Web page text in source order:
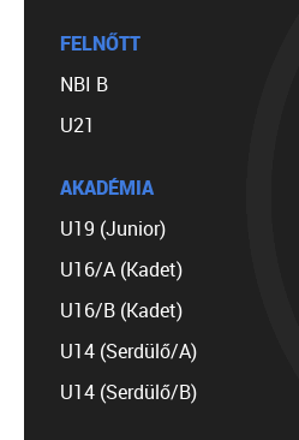
FELNŐTT
NBI B
U21
AKADÉMIA
U19 (Junior)
U16/A (Kadet)
U16/B (Kadet)
U14 (Serdülő/A)
U14 (Serdülő/B)